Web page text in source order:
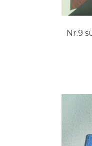
Nr.9